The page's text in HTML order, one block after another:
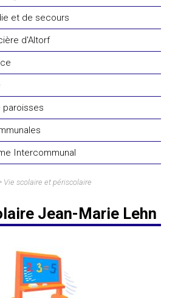
et de secours
d'Altorf
paroisses
Intercommunal
Vie scolaire et périscolaire
Jean-Marie Lehn